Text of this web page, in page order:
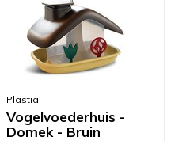
Plastia
Vogelvoederhuis -
Domek - Bruin